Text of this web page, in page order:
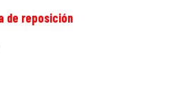
de reposición